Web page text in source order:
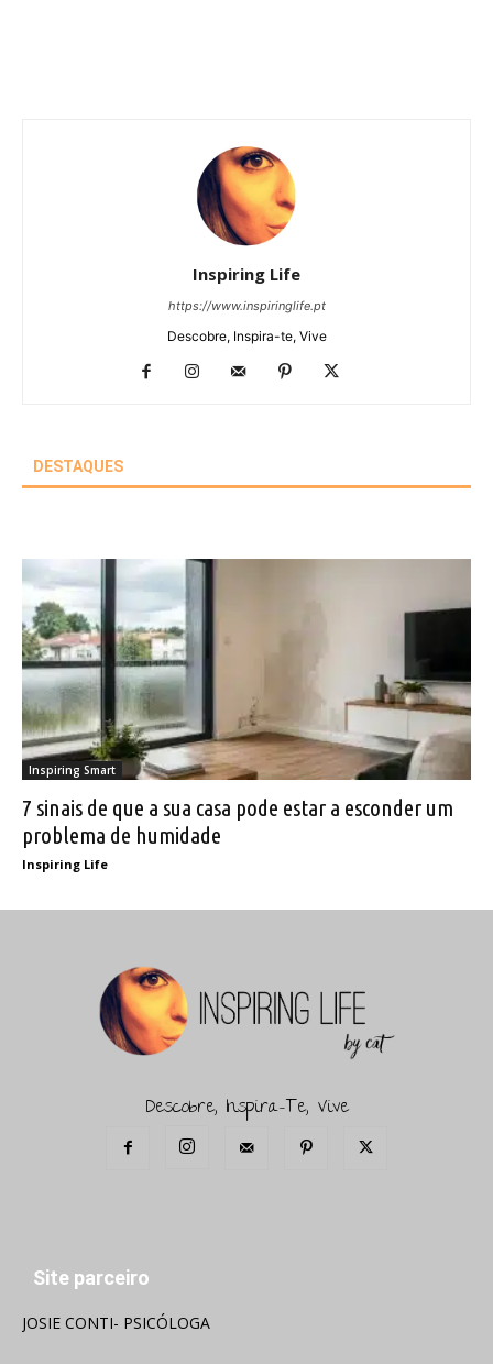
Inspiring Life
https://www.inspiringlife.pt
Descobre, Inspira-te, Vive
DESTAQUES
Inspiring Smart
7 sinais de que a sua casa pode estar a esconder um
problema de humidade
Inspiring Life
Descobre, Inspira-Te, Vive
Site parceiro
JOSIE CONTI- PSICÓLOGA